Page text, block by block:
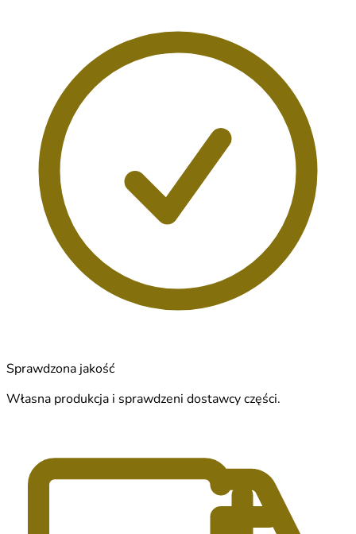
Sprawdzona jakość
Własna produkcja i sprawdzeni dostawcy części.